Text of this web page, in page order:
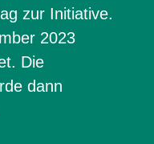
zur Initiative.
2023
Die
dann